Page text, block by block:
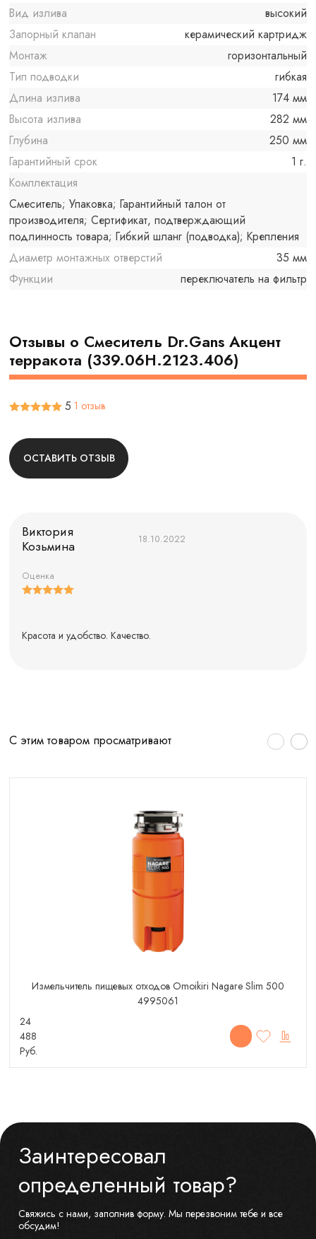
Вид излива
высокий
Запорный клапан
керамический картридж
Монтаж
горизонтальный
Тип подводки
гибкая
Длина излива
174 мм
Высота излива
282 мм
Глубина
250 мм
Гарантийный срок
1 г.
Комплектация
Смеситель; Упаковка; Гарантийный талон от
производителя; Сертификат, подтверждающий
подлинность товара; Гибкий шланг (подводка); Крепления
Диаметр монтажных отверстий
35 мм
Функции
переключатель на фильтр
Отзывы о Смеситель Dr.Gans Акцент
терракота (339.06H.2123.406)
5 1 отзыв
ОСТАВИТЬ ОТЗЫВ
Виктория
Козьмина
18.10.2022
Оценка
Красота и удобство. Качество.
С этим товаром просматривают
Измельчитель пищевых отходов Omoikiri Nagare Slim 500
4995061
24
488
Руб.
Заинтересовал
определенный товар?
Свяжись с нами, заполнив форму. Мы перезвоним тебе и все
обсудим!